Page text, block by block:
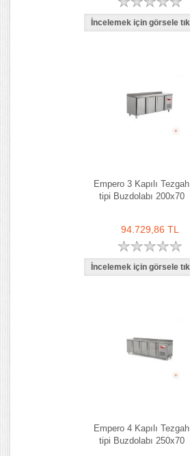
Empero 3 Kapılı Tezgah
tipi Buzdolabı 200x70
94.729,86 TL
Empero 4 Kapılı Tezgah
tipi Buzdolabı 250x70